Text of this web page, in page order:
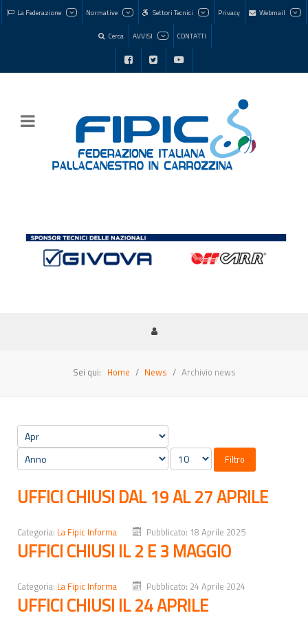
La Federazione Normative Settori Tecnici Privacy Webmail
Cerca AVVISI CONTATTI
Sei qui: Home News Archivio news
Filtro
UFFICI CHIUSI DAL 19 AL 27 APRILE
Categoria: La Fipic Informa Pubblicato: 18 Aprile 2025
UFFICI CHIUSI IL 2 E 3 MAGGIO
Categoria: La Fipic Informa Pubblicato: 24 Aprile 2024
UFFICI CHIUSI IL 24 APRILE